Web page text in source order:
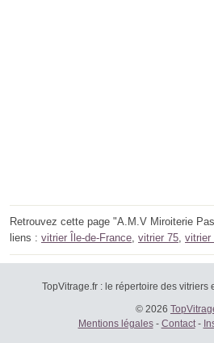
Retrouvez cette page "A.M.V Miroiterie
liens : vitrier Île-de-France vitrier 75 vitrier
TopVitrage.fr : le répertoire des vitriers
© 2026
Mentions légales- Contact-